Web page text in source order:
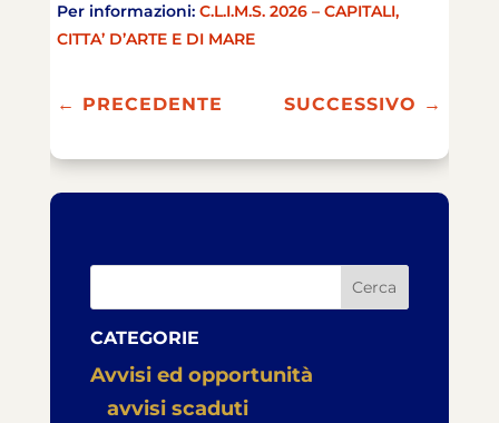
Per informazioni: C.L.I.M.S. 2026 – CAPITALI,
CITTA’ D’ARTE E DI MARE
← PRECEDENTE SUCCESSIVO →
Cerca
CATEGORIE
Avvisi ed opportunità
avvisi scaduti